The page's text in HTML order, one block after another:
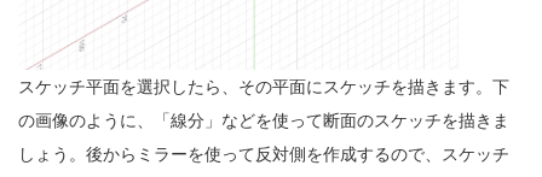
スケッチ平面を選択したら、その平面にスケッチを描きます。下
の画像のように、「線分」などを使って断面のスケッチを描きま
しょう。後からミラーを使って反対側を作成するので、スケッチ